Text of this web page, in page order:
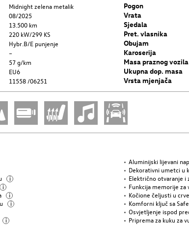
Midnight zelena metalik
08/2025
13.500 km
220 kW/299 KS
Hybr.B/E punjenje
–
57 g/km
EU6
11558 /06251
Pogon
Vrata
Sjedala
Pret. vlasnika
Obujam
Karoserija
Masa praznog vozila
Ukupna dop. masa
Vrsta mjenjača
Aluminijski lijevani
Dekorativni umetci u
i Električno otvaranje i
i Funkcija memorije za
i Kočione čeljusti u
i Komforni ključ sa
Osvjetljenje ispod
i Priprema za kuku za